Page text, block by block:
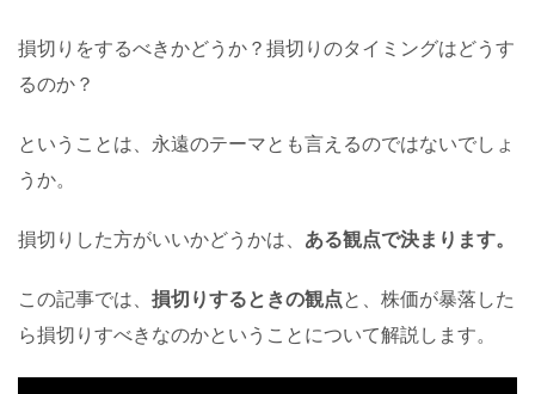
損切りをするべきかどうか？損切りのタイミングはどうす
るのか？
ということは、永遠のテーマとも言えるのではないでしょ
うか。
損切りした方がいいかどうかは、 ある観点で決まります。
この記事では、 損切りするときの観点と、株価が暴落した
ら損切りすべきなのかということについて解説します。